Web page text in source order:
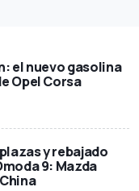
el nuevo gasolina
Opel Corsa
y rebajado
9: Mazda